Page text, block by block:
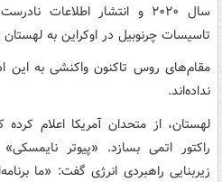
سال ۲۰۲۰ و انتشار اطلاعات
تاسیسات چرنوبیل در اوکراین به لهستان
مقام‌های روس تاکنون واکنشی به این
نداده‌اند.
راکتور اتمی بسازد. «پیوتر